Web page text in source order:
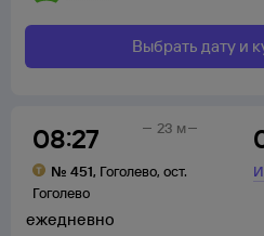
Выбрать дату и
08:27
№ 451, Гоголево, ост.
Гоголево
23 м
ежедневно